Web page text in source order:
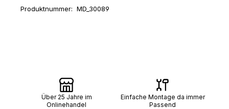
Produktnummer: MD_30089
Über 25 Jahre im
Onlinehandel
Einfache Montage da immer
Passend